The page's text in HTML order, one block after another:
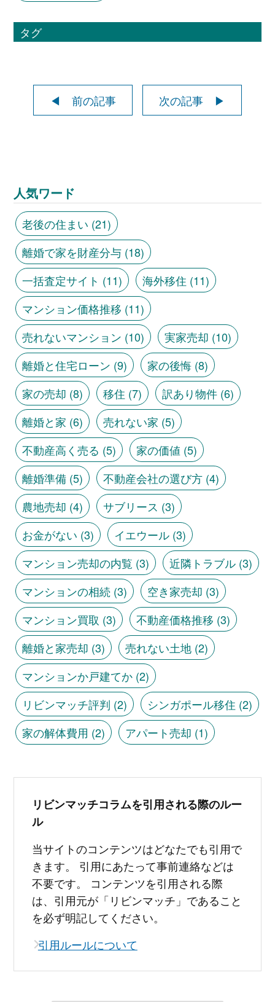
タグ
◀ 前の記事 次の記事 ▶
人気ワード
老後の住まい (21)
離婚で家を財産分与(18)
一括査定サイト (11) 海外移住 (11)
マンション価格推移 (11)
売れないマンション (10) 実家売却 (10)
離婚と住宅ローン (9) 家の後悔(8)
家の売却 (8) 移住 (7) 訳あり物件(6)
離婚と家 (6) 売れない家 (5)
不動産高く売る (5) 家の価値 (5)
離婚準備(5) 不動産会社の選び方(4)
農地売却 (4) サブリース (3)
お金がない (3) イエウール(3)
マンション売却の内覧 (3) 近隣トラブル(3)
マンションの相続(3) 空き家売却 (3)
マンション買取 (3) 不動産価格推移 (3)
離婚と家売却 (3) 売れない土地(2)
マンションか戸建てか(2)
リビンマッチ評判 (2) シンガポール移住 (2)
家の解体費用 (2) アパート売却 (1)
リビンマッチコラムを引用される際のルー
ル
当サイトのコンテンツはどなたでも引用で
きます。 引用にあたって事前連絡などは
不要です。 コンテンツを引用される際
は、引用元が「リビンマッチ」であること
を必ず明記してください。
引用ルールについて